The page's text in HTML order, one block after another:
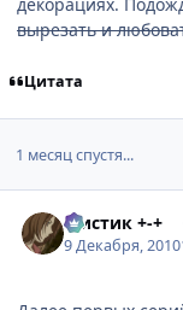
вырезать и
Цитата
1 месяц спустя...
Мистик +-+
9 Декабря, 2010